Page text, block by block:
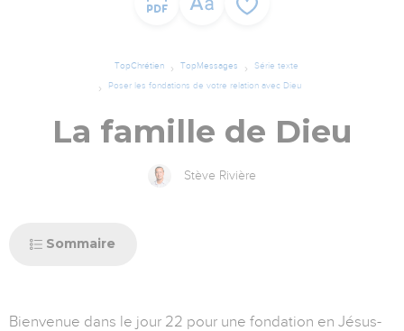
TopChrétien TopMessages
Série texte
Poser les fondations de votre relation avec Dieu
La famille de Dieu
Stève Rivière
Sommaire
Bienvenue dans le jour 22 pour une fondation en Jésus-